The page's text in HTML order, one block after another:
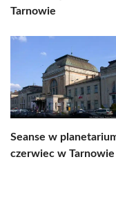
Tarnowie
Seanse w
czerwiec w Tarnowie